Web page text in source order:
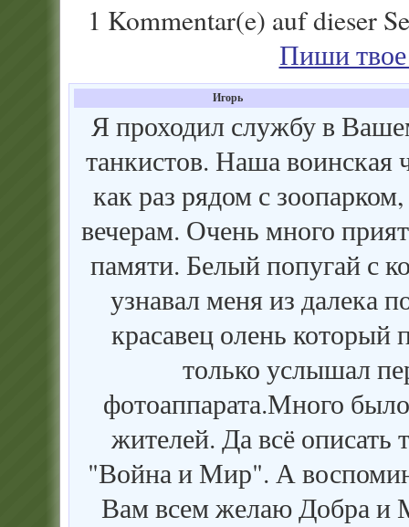
1 Kommentar(e) auf dieser
Пиши твое
Игорь
Я проходил службу в
танкистов. Наша воинская
как раз рядом с
вечерам. Очень много
памяти. Белый попугай с
узнавал меня из далека
красавец олень который
только услышал
фотоаппарата.Много
жителей. Да всё описать
"Война и Мир". А
Вам всем желаю Добра и